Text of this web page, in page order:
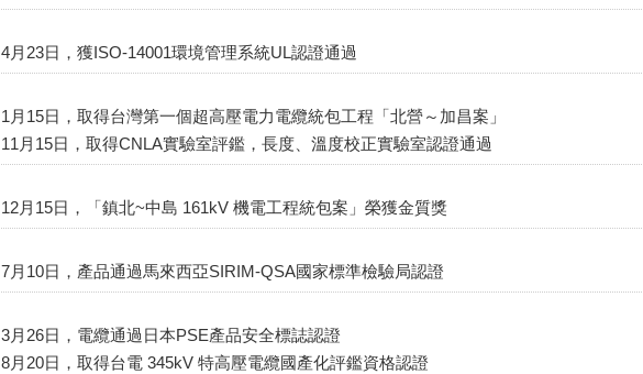
4月23日，獲ISO-14001環境管理系統UL認證通過
1月15日，取得台灣第一個超高壓電力電纜統包工程「北營～加昌案」
11月15日，取得CNLA實驗室評鑑，長度、溫度校正實驗室認證通過
12月15日，「鎮北~中島 161kV 機電工程統包案」榮獲金質獎
7月10日，產品通過馬來西亞SIRIM-QSA國家標準檢驗局認證
3月26日，電纜通過日本PSE產品安全標誌認證
8月20日，取得台電 345kV 特高壓電纜國產化評鑑資格認證